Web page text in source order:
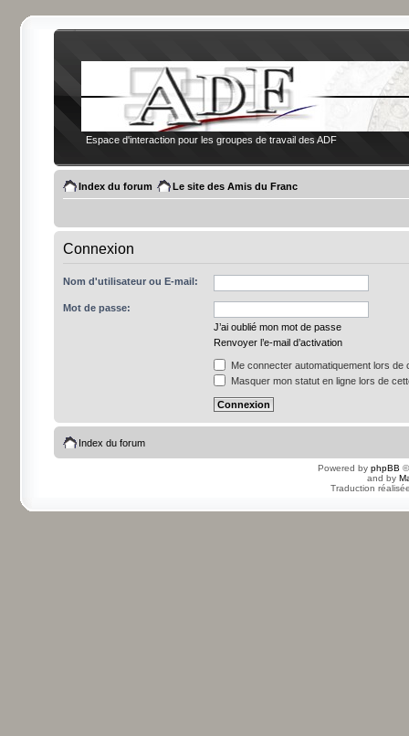
Espace d'interaction pour les groupes de travail des ADF
Index du forum Le site des Amis du Franc
Connexion
Nom d'utilisateur ou E-mail:
Mot de passe:
J’ai oublié mon mot de passe
Renvoyer l’e-mail d’activation
Me connecter automatiquement lors de
Masquer mon statut en ligne lors de
Index du forum
Powered by phpBB
and by
Traduction